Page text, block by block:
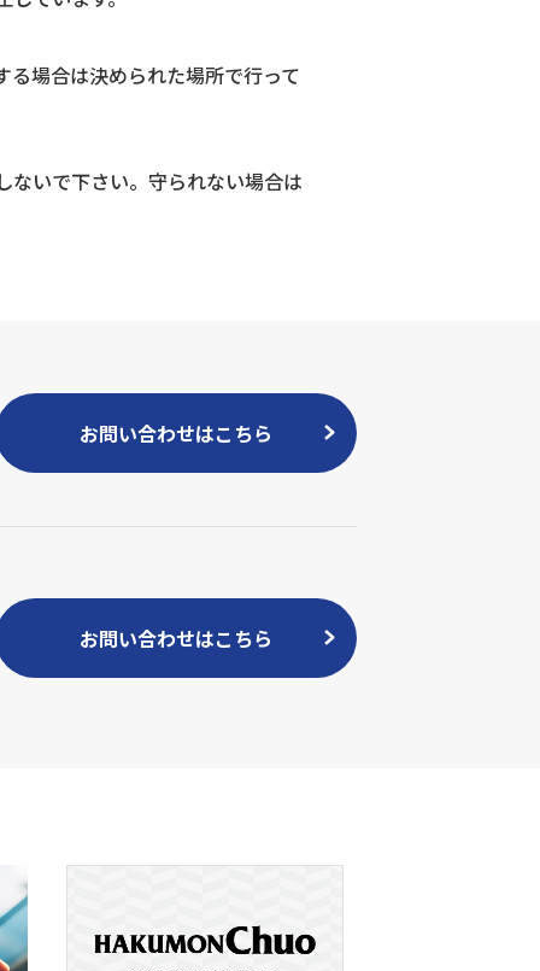
場合は決められた場所で行って
ないで下さい。守られない場合は
お問い合わせはこちら
お問い合わせはこちら